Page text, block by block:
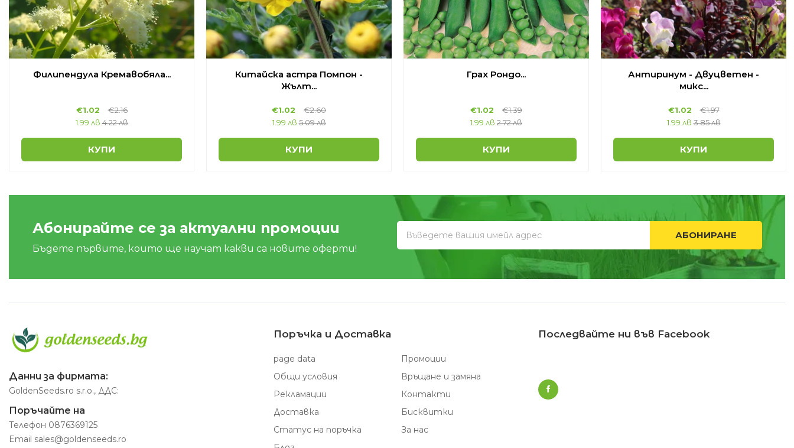
Филипендула Кремавобяла...
€1.02 €2.16
1.99 лв 4.22 лв
КУПИ
Китайска астра Помпон -
Жълт...
€1.02 €2.60
1.99 лв 5.09 лв
КУПИ
Грах Рондо...
€1.02 €1.39
1.99 лв 2.72 лв
КУПИ
Антиринум - Двуцветен -
микс...
€1.02 €1.97
1.99 лв 3.85 лв
КУПИ
Абонирайте се за актуални промоции
Бъдете първите, които ще научат какви са новите оферти!
АБОНИРАНЕ
Данни за фирмата:
GoldenSeeds.ro s.r.o., ДДС:
Поръчайте на
Телефон 0876369125
Email sales@goldenseeds.ro
Поръчка и Доставка
page data
Промоции
Общи условия
Връщане и замяна
Рекламации
Контакти
Доставка
Бисквитки
Статус на поръчка
За нас
Последвайте ни във Facebook